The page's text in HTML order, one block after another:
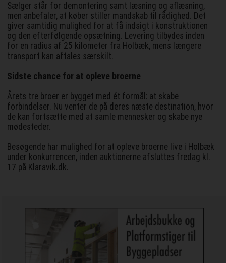
Sælger står for demontering samt læsning og aflæsning,
men anbefaler, at køber stiller mandskab til rådighed. Det
giver samtidig mulighed for at få indsigt i konstruktionen
og den efterfølgende opsætning. Levering tilbydes inden
for en radius af 25 kilometer fra Holbæk, mens længere
transport kan aftales særskilt.
Sidste chance for at opleve broerne
Årets tre broer er bygget med ét formål: at skabe
forbindelser. Nu venter de på deres næste destination, hvor
de kan fortsætte med at samle mennesker og skabe nye
mødesteder.
Besøgende har mulighed for at opleve broerne live i Holbæk
under konkurrencen, inden auktionerne afsluttes fredag kl.
17 på Klaravik.dk.